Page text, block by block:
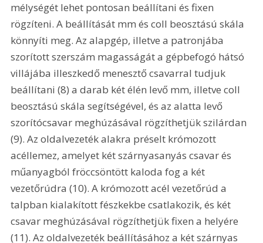
mélységét lehet pontosan beállítani és fixen
rögzíteni. A beállítását mm és coll beosztású skála
könnyíti meg. Az alapgép, illetve a patronjába
szorított szerszám magasságát a gépbefogó hátsó
villájába illeszkedő menesztő csavarral tudjuk
beállítani (8) a darab két élén levő mm, illetve coll
beosztású skála segítségével, és az alatta levő
szorítócsavar meghúzásával rögzíthetjük szilárdan
(9). Az oldalvezeték alakra préselt krómozott
acéllemez, amelyet két szárnyasanyás csavar és
műanyagból fröccsöntött kaloda fog a két
vezetőrúdra (10). A krómozott acél vezetőrúd a
talpban kialakított fészkekbe csatlakozik, és két
csavar meghúzásával rögzíthetjük fixen a helyére
(11). Az oldalvezeték beállításához a két szárnyas